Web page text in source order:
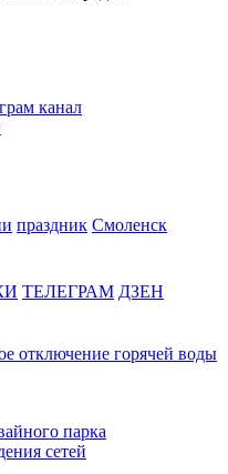
канал
праздник Смоленск
ТЕЛЕГРАМ ДЗЕН
отключение горячей воды
парка
сетей